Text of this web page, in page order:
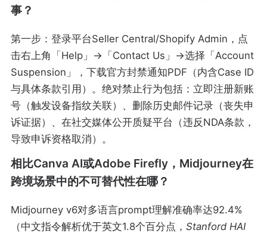
事？
第一步：登录平台Seller Central/Shopify Admin，点
击右上角「Help」→「Contact Us」→选择「Account
Suspension」，下载官方封禁通知PDF（内含Case ID
与具体条款引用）。绝对禁止行为包括：立即注册新账
号（触发设备指纹关联）、删除历史邮件记录（丧失申
诉证据）、在社交媒体公开质疑平台（违反NDA条款，
导致申诉资格取消）。
相比Canva AI或Adobe Firefly，Midjourney在
跨境场景中的不可替代性在哪？
Midjourney v6对多语言prompt理解准确率达92.4%
（中文指令解析优于英文1.8个百分点， Stanford HAI